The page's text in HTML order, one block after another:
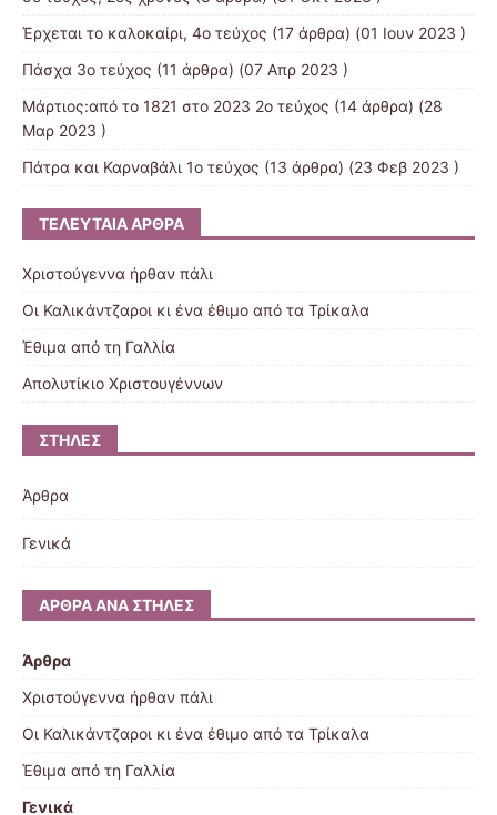
Έρχεται το καλοκαίρι, 4ο τεύχος (17 άρθρα) (01 Ιουν 2023 )
Πάσχα 3ο τεύχος (11 άρθρα) (07 Απρ 2023 )
Μάρτιος:από το 1821 στο 2023 2ο τεύχος (14 άρθρα) (28
Μαρ 2023 )
Πάτρα και Καρναβάλι 1ο τεύχος (13 άρθρα) (23 Φεβ 2023 )
ΤΕΛΕΥΤΑΊΑ ΆΡΘΡΑ
Χριστούγεννα ήρθαν πάλι
Οι Καλικάντζαροι κι ένα έθιμο από τα Τρίκαλα
Έθιμα από τη Γαλλία
Απολυτίκιο Χριστουγέννων
ΣΤΉΛΕΣ
Άρθρα
Γενικά
ΆΡΘΡΑ ΑΝΆ ΣΤΉΛΕΣ
Άρθρα
Χριστούγεννα ήρθαν πάλι
Οι Καλικάντζαροι κι ένα έθιμο από τα Τρίκαλα
Έθιμα από τη Γαλλία
Γενικά